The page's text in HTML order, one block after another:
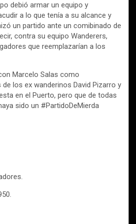
debió armar un equipo y
a lo que tenía a su alcance y
un partido ante un comibinado de
contra su equipo Wanderers,
que reemplazarían a los
Marcelo Salas como
los ex wanderinos David Pizarro y
en el Puerto, pero que de todas
sido un #PartidoDeMierda